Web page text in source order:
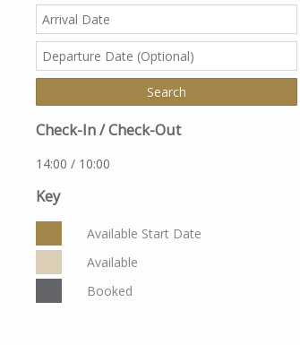
Check-In / Check-Out
14:00 / 10:00
Key
Available Start Date
Available
Booked